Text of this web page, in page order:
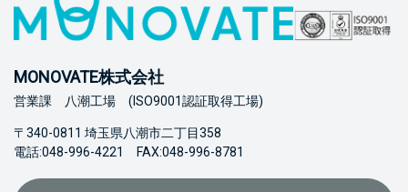
MONOVATE株式会社
営業課 八潮工場 (ISO9001認証取得工場)
〒340-0811 埼玉県八潮市二丁目358
電話:048-996-4221 FAX:048-996-8781